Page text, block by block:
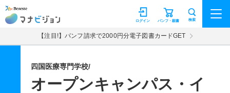
マナビジョン パンフ・願書
ログイン 検索
【注目!】パンフ請求で2000円分電子図書カードGET
四国医療専門学校/
オープンキャンパス・イ